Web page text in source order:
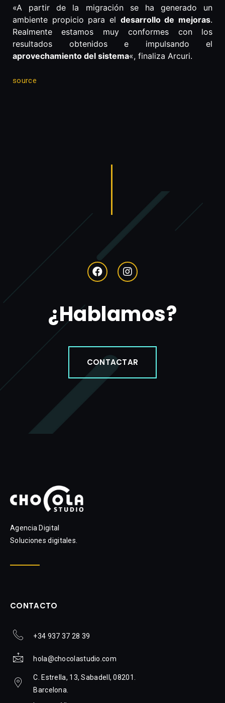
«A partir de la migración se ha generado un
ambiente propicio para el desarrollo de mejoras.
Realmente estamos muy conformes con los
resultados obtenidos e impulsando el
aprovechamiento del sistema«, finaliza Arcuri.
source
¿Hablamos?
CONTACTAR
Agencia Digital
Soluciones digitales.
CONTACTO
+34 937 37 28 39
hola@chocolastudio.com
C. Estrella, 13, Sabadell, 08201.
Barcelona.